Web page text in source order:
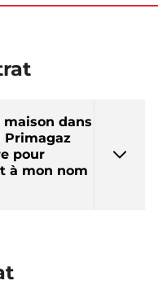
dans
Primagaz
pour
à mon nom